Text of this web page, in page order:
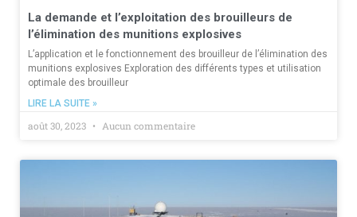
La demande et l’exploitation des brouilleurs de
l’élimination des munitions explosives
L’application et le fonctionnement des brouilleur de l’élimination des
munitions explosives Exploration des différents types et utilisation
optimale des brouilleur
LIRE LA SUITE »
août 30, 2023 Aucun commentaire